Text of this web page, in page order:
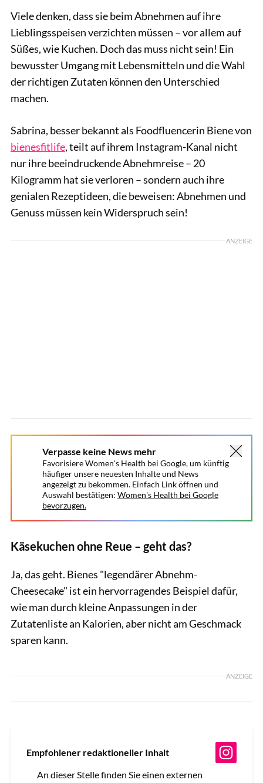
Viele denken, dass sie beim Abnehmen auf ihre
Lieblingsspeisen verzichten müssen – vor allem auf
Süßes, wie Kuchen. Doch das muss nicht sein! Ein
bewusster Umgang mit Lebensmitteln und die Wahl
der richtigen Zutaten können den Unterschied
machen.
Sabrina, besser bekannt als Foodfluencerin Biene von
bienesfitlife, teilt auf ihrem Instagram-Kanal nicht
nur ihre beeindruckende Abnehmreise – 20
Kilogramm hat sie verloren – sondern auch ihre
genialen Rezeptideen, die beweisen: Abnehmen und
Genuss müssen kein Widerspruch sein!
ANZEIGE
Verpasse keine News mehr
Favorisiere Women's Health bei Google, um künftig
häufiger unsere neuesten Inhalte und News
angezeigt zu bekommen. Einfach Link öffnen und
Auswahl bestätigen: Women's Health bei Google
bevorzugen.
Käsekuchen ohne Reue – geht das?
Ja, das geht. Bienes "legendärer Abnehm-
Cheesecake" ist ein hervorragendes Beispiel dafür,
wie man durch kleine Anpassungen in der
Zutatenliste an Kalorien, aber nicht am Geschmack
sparen kann.
ANZEIGE
Empfohlener redaktioneller Inhalt
An dieser Stelle finden Sie einen externen